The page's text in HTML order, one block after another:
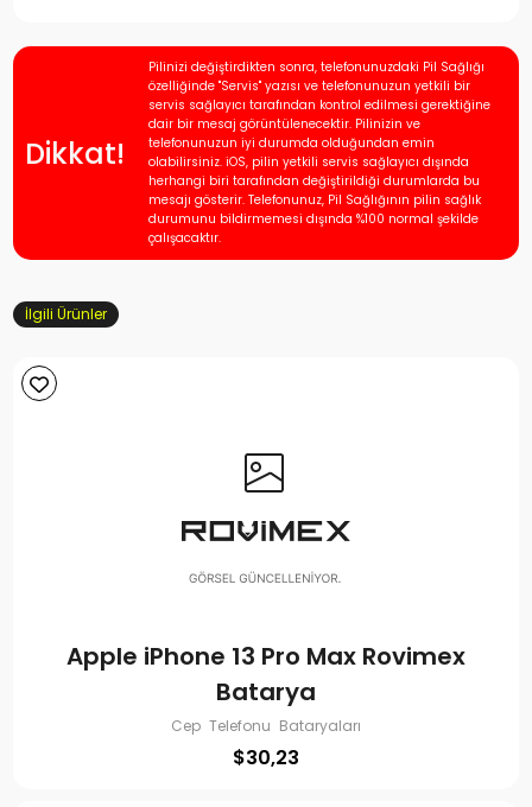
Dikkat!
Pilinizi değiştirdikten sonra, telefonunuzdaki Pil Sağlığı
özelliğinde "Servis" yazısı ve telefonunuzun yetkili bir
servis sağlayıcı tarafından kontrol edilmesi gerektiğine
dair bir mesaj görüntülenecektir. Pilinizin ve
telefonunuzun iyi durumda olduğundan emin
olabilirsiniz. iOS, pilin yetkili servis sağlayıcı dışında
herhangi biri tarafından değiştirildiği durumlarda bu
mesajı gösterir. Telefonunuz, Pil Sağlığının pilin sağlık
durumunu bildirmemesi dışında %100 normal şekilde
çalışacaktır.
İlgili Ürünler
Apple iPhone 13 Pro Max Rovimex
Batarya
Cep Telefonu Bataryaları
$30,23